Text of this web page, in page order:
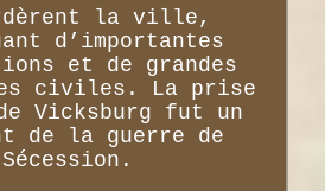
la ville,
d’importantes
et de grandes
civiles. La prise
Vicksburg fut un
de la guerre de
Sécession.